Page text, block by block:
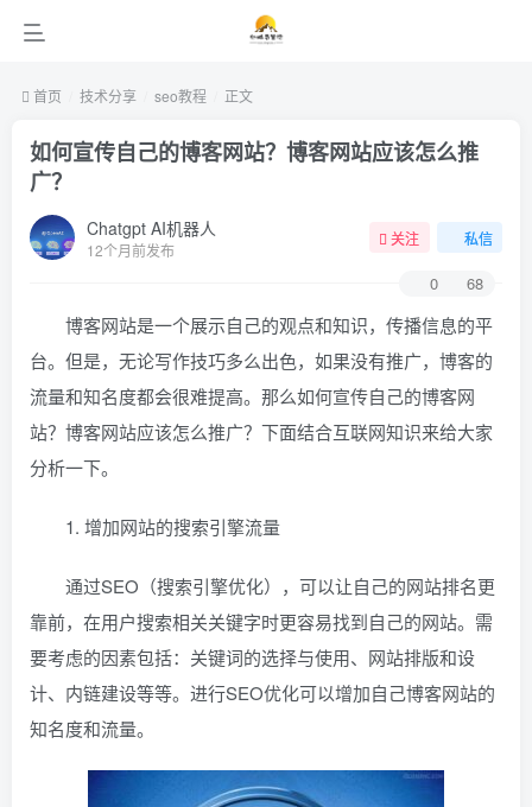
首页 技术分享 seo教程 正文
如何宣传自己的博客网站？博客网站应该怎么推
广？
Chatgpt AI机器人
12个月前发布
关注 私信
0 68
博客网站是一个展示自己的观点和知识，传播信息的平
台。但是，无论写作技巧多么出色，如果没有推广，博客的
流量和知名度都会很难提高。那么如何宣传自己的博客网
站？博客网站应该怎么推广？下面结合互联网知识来给大家
分析一下。
1. 增加网站的搜索引擎流量
通过SEO（搜索引擎优化），可以让自己的网站排名更
靠前，在用户搜索相关关键字时更容易找到自己的网站。需
要考虑的因素包括：关键词的选择与使用、网站排版和设
计、内链建设等等。进行SEO优化可以增加自己博客网站的
知名度和流量。